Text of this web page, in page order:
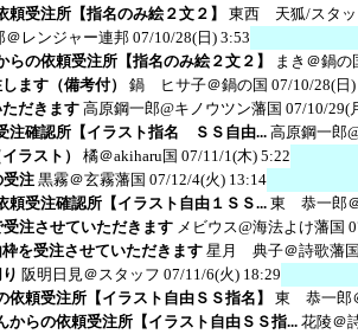
頼受注所【指名のみ絵２文２】
東西 天狐/スタ
＠レンジャー連邦 07/10/28(日) 3:53
らの依頼受注所【指名のみ絵２文２】
まき＠鍋の
ます（備考付）
鍋 ヒサ子＠鍋の国 07/10/28(日
だきます 高原鋼一郎@キノウツン藩国 07/10/29(
注確認所【イラスト指名 ＳＳ自由... 高原鋼一郎
ラスト）
橘＠akiharu国 07/11/1(木) 5:22
受注 黒霧＠玄霧藩国 07/12/4(火) 13:14
頼受注確認所【イラスト自由１ＳＳ... 東 恭一郎
受注させていただきます メビウス@海法よけ藩国
を受注させていただきます 星月 典子＠詩歌藩
阪明日見＠スタッフ 07/11/6(火) 18:29
依頼受注所【イラスト自由ＳＳ指名】
東 恭一郎
からの依頼受注所【イラスト自由ＳＳ指... 花陵＠